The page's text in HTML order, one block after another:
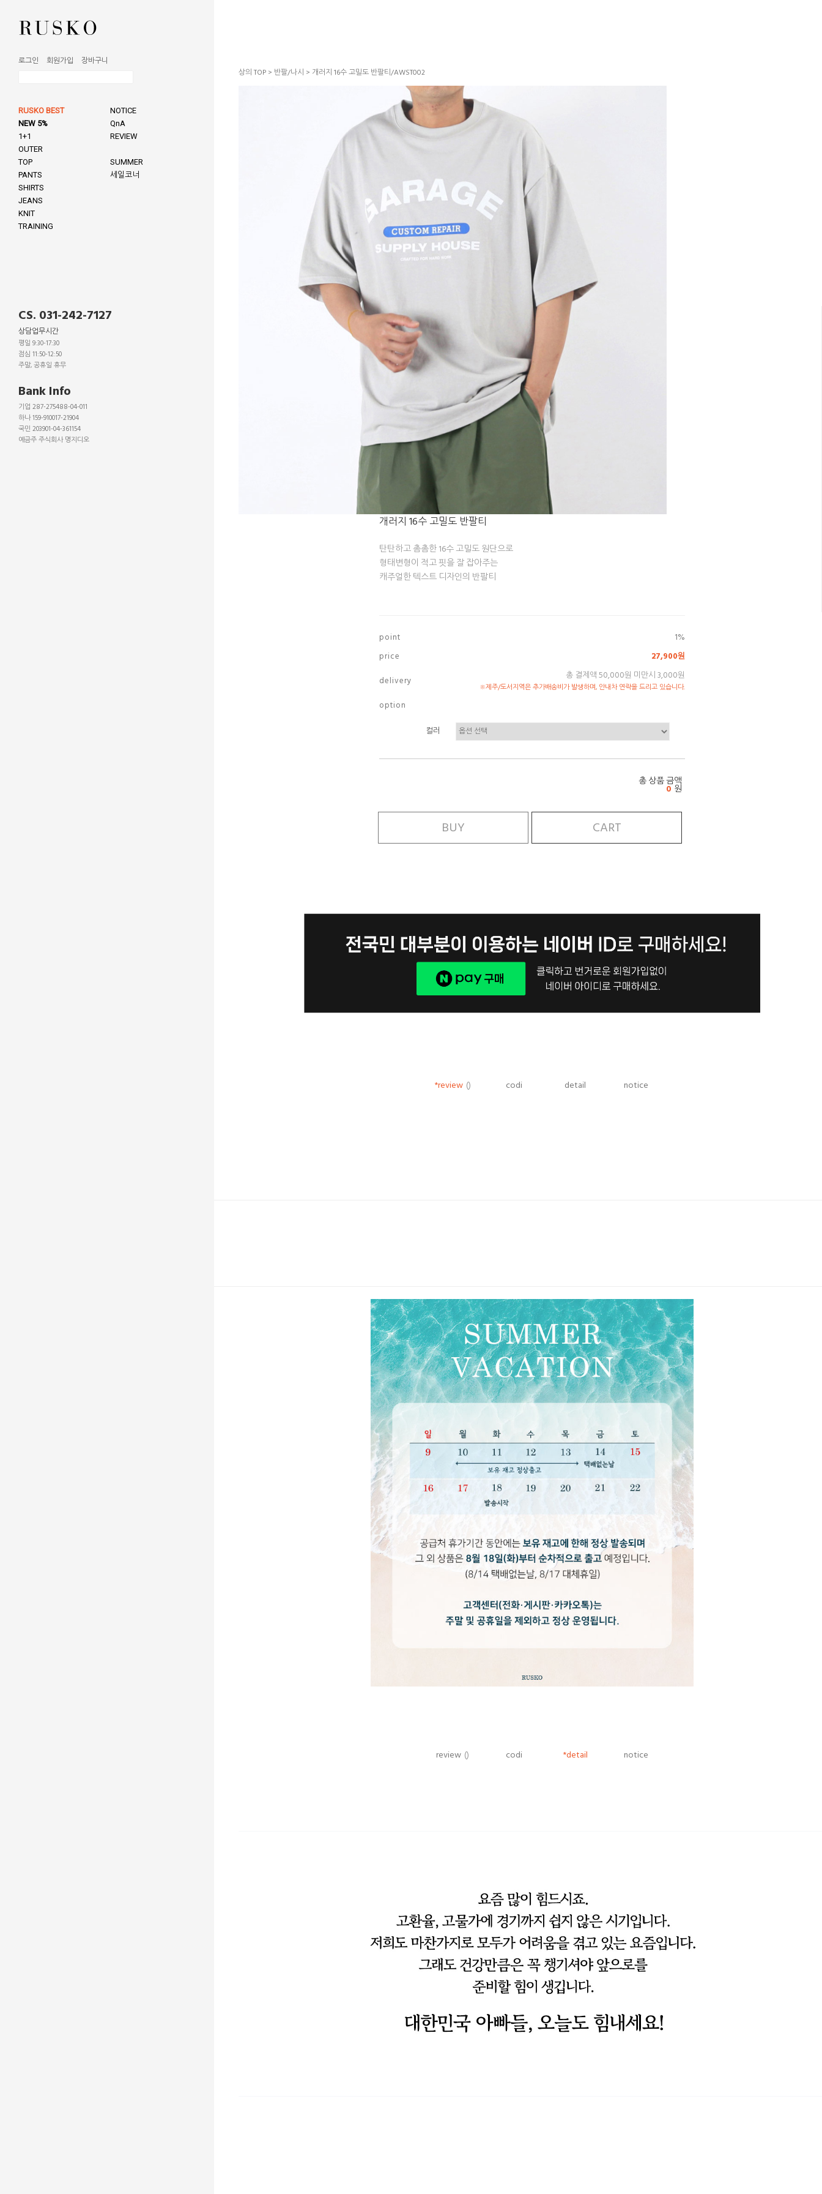
로그인 회원가입 장바구니
RUSKO BEST
NEW 5%
1+1
OUTER
TOP
PANTS
SHIRTS
JEANS
KNIT
TRAINING
NOTICE
QnA
REVIEW
SUMMER
세일코너
CS. 031-242-7127
상담업무시간
평일 9:30-17:30
점심 11:50-12:50
주말, 공휴일 휴무
Bank Info
기업 287-275488-04-011
하나 159-910017-21904
국민 203901-04-361154
예금주 주식회사 명지디오
상의 TOP > 반팔/나시 > 개러지 16수 고밀도 반팔티/AWST002
개러지 16수 고밀도 반팔티
탄탄하고 촘촘한 16수 고밀도 원단으로
형태변형이 적고 핏을 잘 잡아주는
캐주얼한 텍스트 디자인의 반팔티
p o i n t
1%
p r i c e
27,900원
d e l i v e r y
총 결제액 50,000원 미만시 3,000원
※제주/도서지역은 추가배송비가 발생하며, 안내차 연락을 드리고 있습니다.
o p t i o n
컬러
총 상품 금액
0 원
BUY CART
*review () codi detail notice
review () codi *detail notice